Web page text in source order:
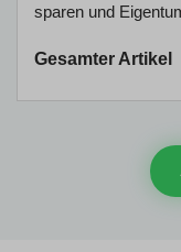
sparen und
Gesamter Artikel